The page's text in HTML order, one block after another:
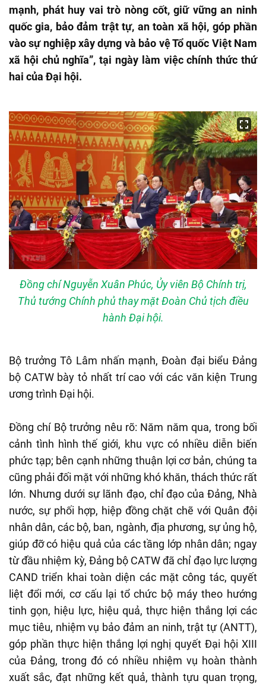
mạnh, phát huy vai trò nòng cốt, giữ vững an ninh
quốc gia, bảo đảm trật tự, an toàn xã hội, góp phần
vào sự nghiệp xây dựng và bảo vệ Tổ quốc Việt Nam
xã hội chủ nghĩa”, tại ngày làm việc chính thức thứ
hai của Đại hội.
Đồng chí Nguyễn Xuân Phúc, Ủy viên Bộ Chính trị,
Thủ tướng Chính phủ thay mặt Đoàn Chủ tịch điều
hành Đại hội.
Bộ trưởng Tô Lâm nhấn mạnh, Đoàn đại biểu Đảng
bộ CATW bày tỏ nhất trí cao với các văn kiện Trung
ương trình Đại hội.
Đồng chí Bộ trưởng nêu rõ: Năm năm qua, trong bối
cảnh tình hình thế giới, khu vực có nhiều diễn biến
phức tạp; bên cạnh những thuận lợi cơ bản, chúng ta
cũng phải đối mặt với những khó khăn, thách thức rất
lớn. Nhưng dưới sự lãnh đạo, chỉ đạo của Đảng, Nhà
nước, sự phối hợp, hiệp đồng chặt chẽ với Quân đội
nhân dân, các bộ, ban, ngành, địa phương, sự ủng hộ,
giúp đỡ có hiệu quả của các tầng lớp nhân dân; ngay
từ đầu nhiệm kỳ, Đảng bộ CATW đã chỉ đạo lực lượng
CAND triển khai toàn diện các mặt công tác, quyết
liệt đổi mới, cơ cấu lại tổ chức bộ máy theo hướng
tinh gọn, hiệu lực, hiệu quả, thực hiện thắng lợi các
mục tiêu, nhiệm vụ bảo đảm an ninh, trật tự (ANTT),
góp phần thực hiện thắng lợi nghị quyết Đại hội XIII
của Đảng, trong đó có nhiều nhiệm vụ hoàn thành
xuất sắc, đạt những kết quả, thành tựu quan trọng,